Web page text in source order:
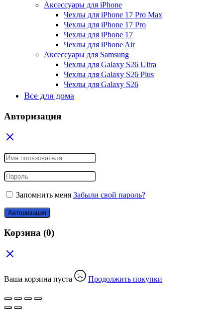
Аксессуары для iPhone
Чехлы для iPhone 17 Pro Max
Чехлы для iPhone 17 Pro
Чехлы для iPhone 17
Чехлы для iPhone Air
Аксессуары для Samsung
Чехлы для Galaxy S26 Ultra
Чехлы для Galaxy S26 Plus
Чехлы для Galaxy S26
Все для дома
Авторизация
Запомнить меня Забыли свой пароль?
Авторизация
Корзина (0)
Ваша корзина пуста Продолжить покупки